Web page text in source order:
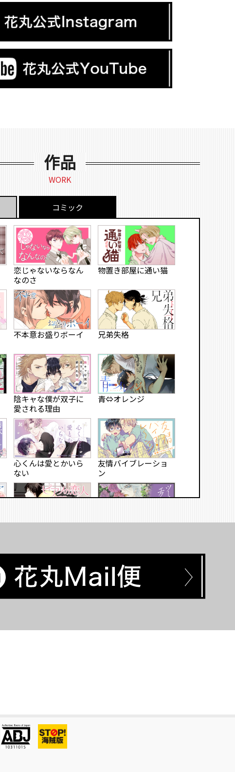
作品
WORK
コミック
恋じゃないならなん
なのさ
物置き部屋に通い猫
不本意お盛りボーイ 兄弟失格
陰キャな僕が双子に
愛される理由
青⇔オレンジ
心くんは愛とかいら
ない
友情バイブレーショ
ン
砕いて混ぜてやさし
く食べて
帰り道はずっと君と